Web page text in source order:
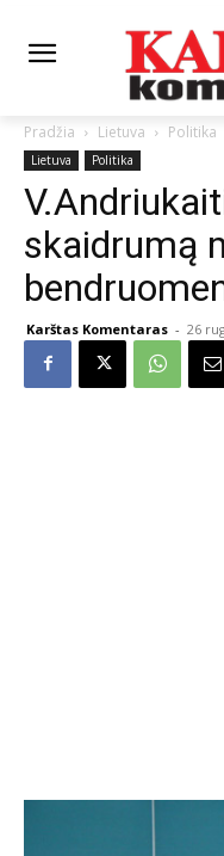
Pradžia Lietuva Politika
Lietuva Politika
skaidrumą
Karštas Komentaras - 26